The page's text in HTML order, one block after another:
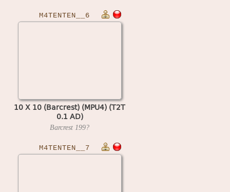
M4TENTEN__6
10 X 10 (Barcrest) (MPU4) (T2T
0.1 AD)
Barcrest 199?
M4TENTEN__7